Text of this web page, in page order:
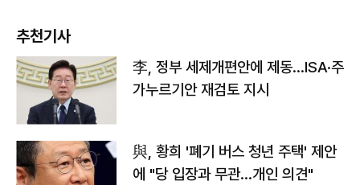
추천기사
李, 정부 세제개편안에 제동…ISA·주
가누르기안 재검토 지시
與, 황희 '폐기 버스 청년 주택' 제안
에 "당 입장과 무관…개인 의견"